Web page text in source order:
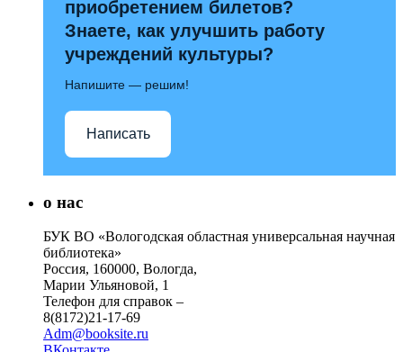
приобретением билетов?
Знаете, как улучшить работу
учреждений культуры?
Напишите — решим!
Написать
о нас
БУК ВО «Вологодская областная универсальная научная
библиотека»
Россия, 160000, Вологда,
Марии Ульяновой, 1
Телефон для справок –
8(8172)21-17-69
Adm@booksite.ru